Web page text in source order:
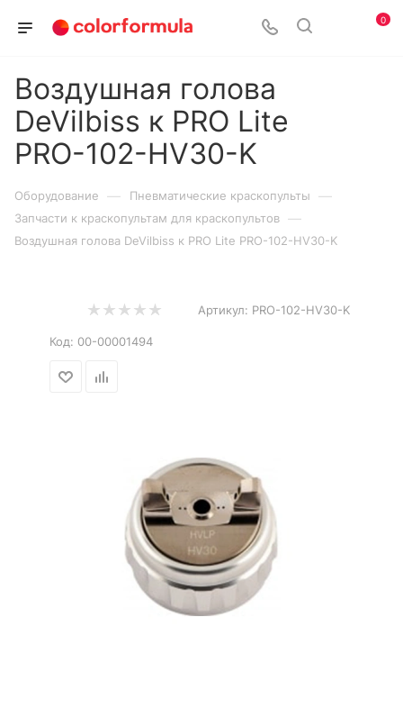
0
Воздушная голова
DeVilbiss к PRO Lite
PRO-102-HV30-K
Оборудование — Пневматические краскопульты —
Запчасти к краскопультам для краскопультов —
Воздушная голова DeVilbiss к PRO Lite PRO-102-HV30-K
Артикул: PRO-102-HV30-K
Код: 00-00001494